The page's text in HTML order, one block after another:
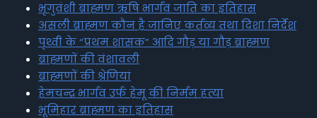
भृगुवंशी ब्राह्मण ऋषि भार्गव जाति का इतिहास
असली ब्राह्मण कौन है जानिए कर्तव्य तथा दिशा निर्देश
पृथ्वी के “प्रथम शासक” आदि गौड़ या गौड़ ब्राह्मण
ब्राह्मणों की वंशावली
ब्राह्मणों की श्रेणियां
हेमचन्द्र भार्गव उर्फ हेमू की निर्मम हत्या
भूमिहार ब्राह्मण का इतिहास